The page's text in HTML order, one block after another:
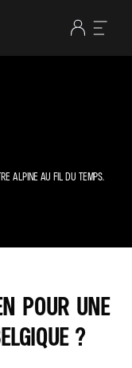
ALPINE AU FIL DU TEMPS.
POUR UNE
?